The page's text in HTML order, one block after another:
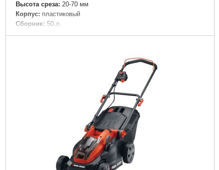
Высота среза: 20-70 мм
Корпус: пластиковый
Сборник: 50 л.
Габариты упаковки: 800x480x410 мм
Подробнее...